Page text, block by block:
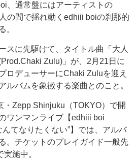
、通常盤にはアーティストの
の間で揺れ動くedhiii boiの刹那的
。
スに先駆けて、タイトル曲「大人
Zulu)」が、2月21日に
ロデューサーにChaki Zuluを迎え
ルバムを象徴する楽曲とのこと。
Zepp Shinjuku（TOKYO）で開
ワンマンライブ【edhiii boi
てなりたくない”】では、アルバ
。チケットのプレイガイド一般先
施中。